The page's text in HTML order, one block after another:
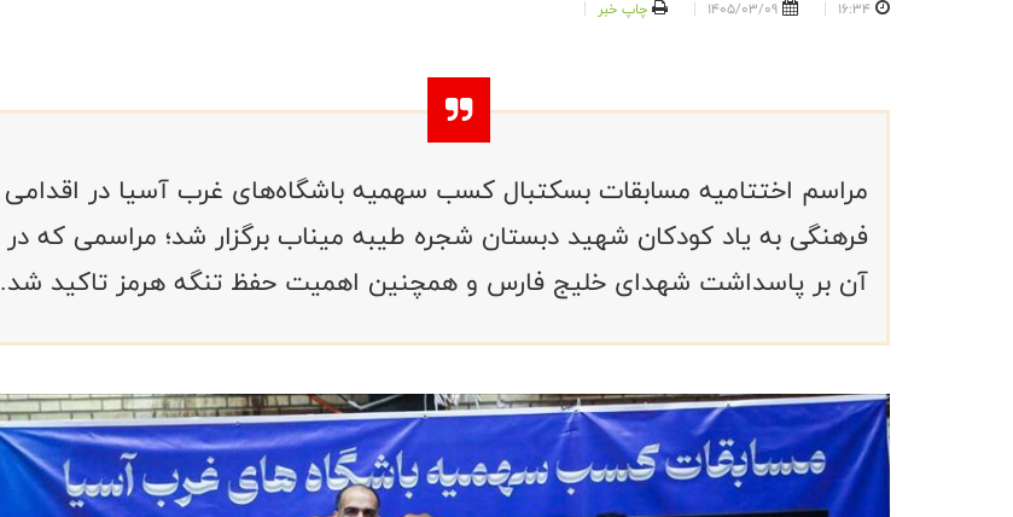
16:34
1405/03/09 چاپ خبر
مراسم اختتامیه مسابقات بسکتبال کسب سهمیه باشگاه‌های غرب آسیا در اقدامی
فرهنگی به یاد کودکان شهید دبستان شجره طیبه میناب برگزار شد؛ مراسمی که در
آن بر پاسداشت شهدای خلیج فارس و همچنین اهمیت حفظ تنگه هرمز تاکید شد.